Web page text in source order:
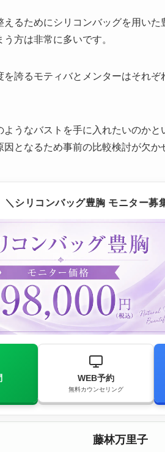
るためにシリコンバッグを用い
方は非常に多いです。
誇るモティバとメンターはそれ
うなバストを手に入れたいのか
となるため事前の比較検討が欠か
＼シリコンバッグ豊胸 モニター募
WEB予約
無料カウンセリング
藤林万里子